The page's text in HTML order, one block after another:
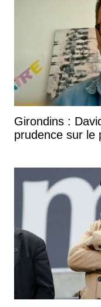
Girondins :
prudence sur le